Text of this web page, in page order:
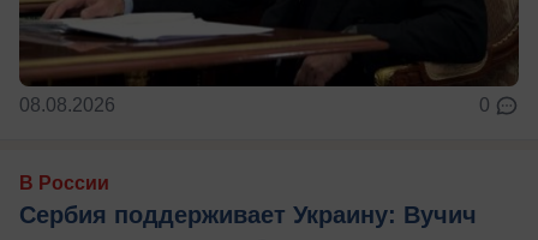
08.08.2026 0
В России
Сербия поддерживает Украину: Вучич